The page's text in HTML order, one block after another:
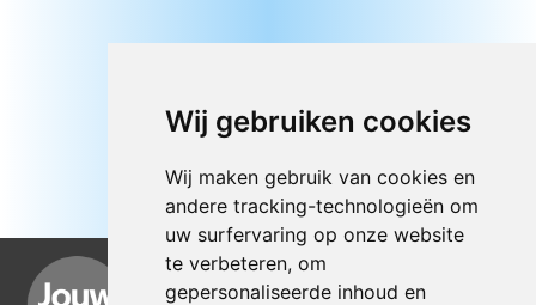
Wij gebruiken cookies
Wij maken gebruik van cookies en
andere tracking-technologieën om
uw surfervaring op onze website
te verbeteren, om
gepersonaliseerde inhoud en